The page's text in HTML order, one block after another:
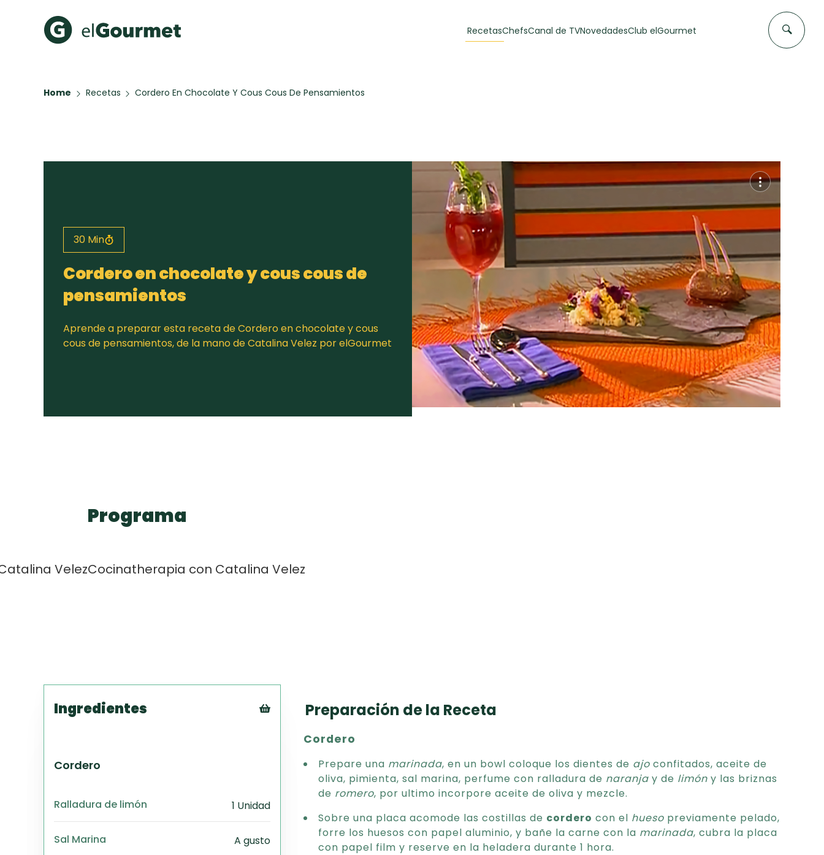
Recetas
Toast de trucha
curada y queso
EMPANADAS DE
60 min
FLAN CASERO
50 min
Todas las recetas
ChefsCanal de TVNovedadesClub elGourmet
Home Recetas Cordero En Chocolate Y Cous Cous De Pensamientos
30 Min
Cordero en chocolate y cous cous de
pensamientos
Aprende a preparar esta receta de Cordero en chocolate y cous
cous de pensamientos, de la mano de Catalina Velez por elGourmet
Velez
Programa
Cocinatherapia con Catalina Velez
Ingredientes
Cordero
Ralladura de limón 1 Unidad
Sal Marina A gusto
Preparación de la Receta
Cordero
Prepare una marinada, en un bowl coloque los dientes de ajo confitados, aceite de
oliva, pimienta, sal marina, perfume con ralladura de naranja y de limón y las briznas
de romero, por ultimo incorpore aceite de oliva y mezcle.
Sobre una placa acomode las costillas de cordero con el hueso previamente pelado,
forre los huesos con papel aluminio, y bañe la carne con la marinada, cubra la placa
con papel film y reserve en la heladera durante 1 hora.